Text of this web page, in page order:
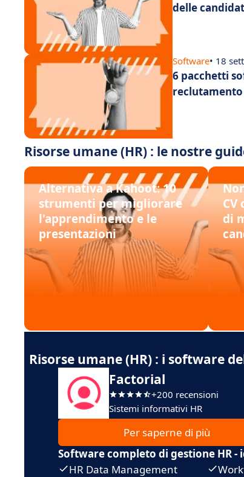
delle
Software• 18
6 pacchetti
Risorse umane (HR) : le nostre
Alternativa a Kahoot: 10
strumenti per migliorare
l'apprendimento e le
presentazioni
CV
di
Risorse umane (HR) : i software
Factorial
+200 recensioni
Sistemi informativi HR
Per saperne di più
Software completo di gestione HR -
HR Data Management